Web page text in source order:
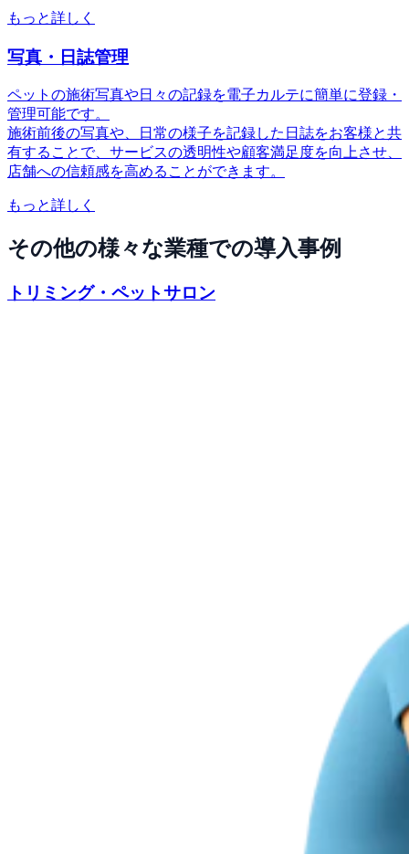
もっと詳しく
写真・日誌管理
ペットの施術写真や日々の記録を電子カルテに簡単に登録・
管理可能です。
施術前後の写真や、日常の様子を記録した日誌をお客様と共
有することで、サービスの透明性や顧客満足度を向上させ、
店舗への信頼感を高めることができます。
もっと詳しく
その他の様々な業種での導入事例
トリミング・ペットサロン